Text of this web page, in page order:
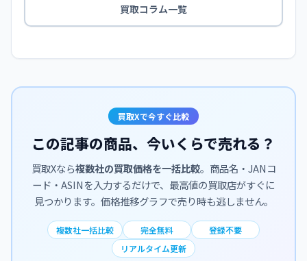
買取コラム一覧
買取Xで今すぐ比較
この記事の商品、今いくらで売れる？
買取Xなら複数社の買取価格を一括比較。商品名・JANコ
ード・ASINを入力するだけで、最高値の買取店がすぐに
見つかります。価格推移グラフで売り時も逃しません。
複数社一括比較 完全無料
登録不要
リアルタイム更新